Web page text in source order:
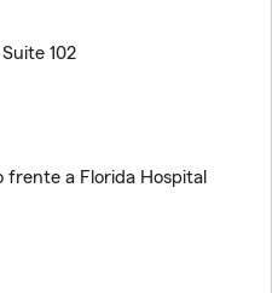
102
frente a Florida Hospital